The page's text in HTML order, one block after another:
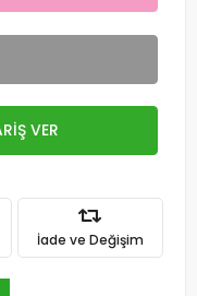
VER
İade ve Değişim